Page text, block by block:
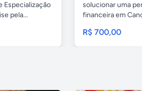
Especialização
pela...
solucionar uma
financeira em
R$ 700,00